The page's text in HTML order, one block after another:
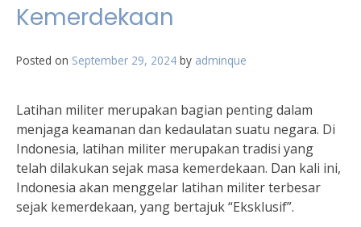
Kemerdekaan
Posted on September 29, 2024 by adminque
Latihan militer merupakan bagian penting dalam
menjaga keamanan dan kedaulatan suatu negara. Di
Indonesia, latihan militer merupakan tradisi yang
telah dilakukan sejak masa kemerdekaan. Dan kali ini,
Indonesia akan menggelar latihan militer terbesar
sejak kemerdekaan, yang bertajuk “Eksklusif”.